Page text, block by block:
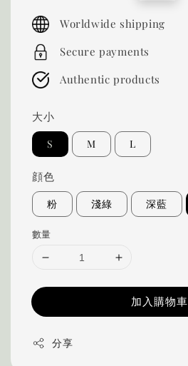
Worldwide shipping
Secure payments
Authentic products
大小
S M L
顔色
粉 淺綠 深藍
數量
加入購物車
分享